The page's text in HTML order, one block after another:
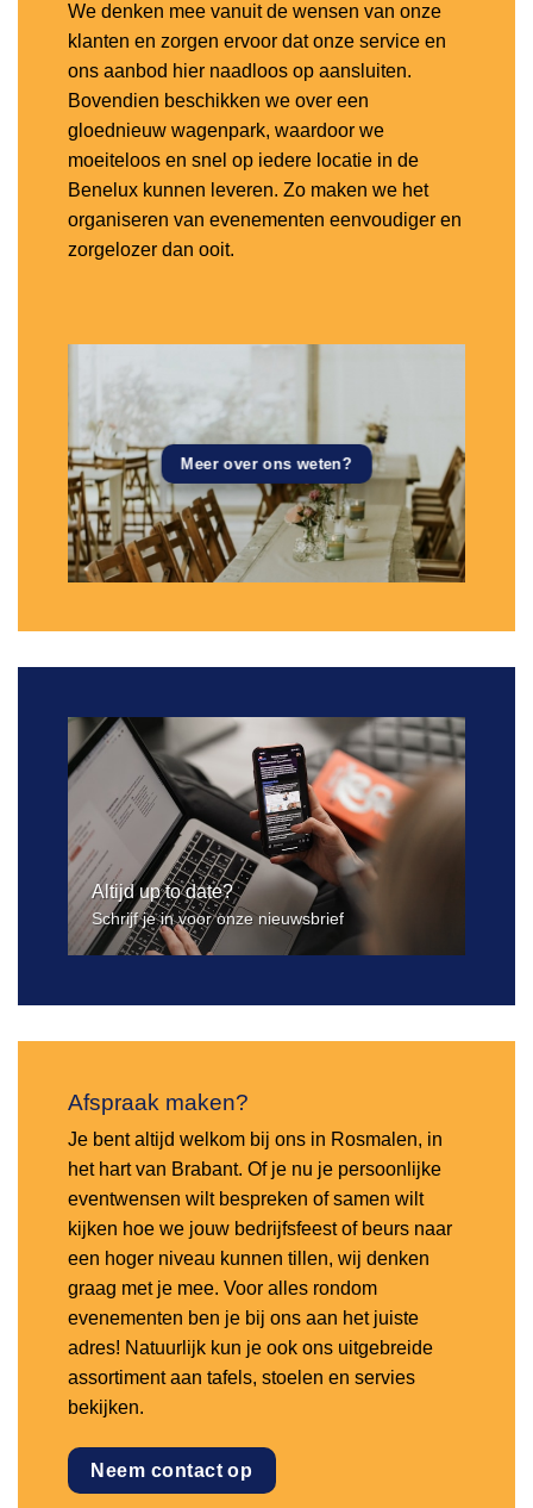
We denken mee vanuit de wensen van onze
klanten en zorgen ervoor dat onze service en
ons aanbod hier naadloos op aansluiten.
Bovendien beschikken we over een
gloednieuw wagenpark, waardoor we
moeiteloos en snel op iedere locatie in de
Benelux kunnen leveren. Zo maken we het
organiseren van evenementen eenvoudiger en
zorgelozer dan ooit.
Meer over ons weten?
Altijd up to date?
Schrijf je in voor onze nieuwsbrief
Afspraak maken?
Je bent altijd welkom bij ons in Rosmalen, in
het hart van Brabant. Of je nu je persoonlijke
eventwensen wilt bespreken of samen wilt
kijken hoe we jouw bedrijfsfeest of beurs naar
een hoger niveau kunnen tillen, wij denken
graag met je mee. Voor alles rondom
evenementen ben je bij ons aan het juiste
adres! Natuurlijk kun je ook ons uitgebreide
assortiment aan tafels, stoelen en servies
bekijken.
Neem contact op